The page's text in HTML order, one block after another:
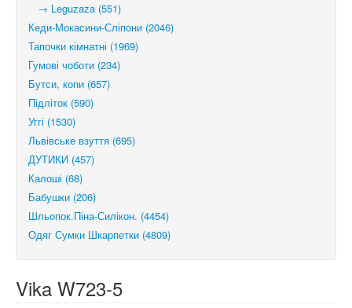
→ Leguzaza (551)
Кеди-Мокасини-Сліпони (2046)
Тапочки кімнатні (1969)
Гумові чоботи (234)
Бутси, копи (657)
Підліток (590)
Уггі (1530)
Львівське взуття (695)
ДУТИКИ (457)
Калоші (68)
Бабушки (206)
Шльопок.Піна-Силікон. (4454)
Одяг Сумки Шкарпетки (4809)
Vika W723-5